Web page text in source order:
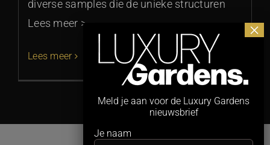
diverse samples die de unieke structuren
Lees meer >
Lees meer
Meld je aan voor de Luxury Gardens
nieuwsbrief
Je naam